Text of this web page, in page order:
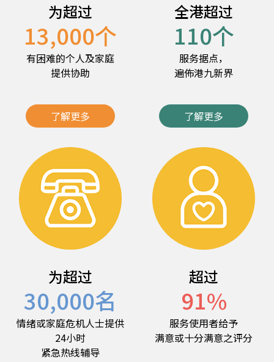
为超过
13,000个
有困难的个人及家庭
提供协助
了解更多
全港超过
110个
服务据点，
遍佈港九新界
了解更多
为超过
30,000名
情绪或家庭危机人士提供
24小时
紧急热线辅导
超过
91%
服务使用者给予
满意或十分满意之评分